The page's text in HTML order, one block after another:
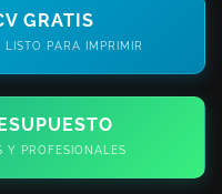
GRATIS
PARA IMPRIMIR
Y PROFESIONALES